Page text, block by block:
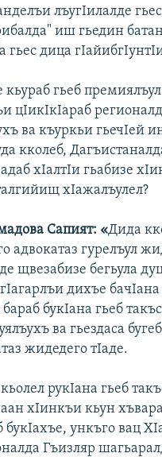
лъугIилалде
иш гьедин
гьес дица
кьураб гьеб
цIикIкIараб
ва къуркьи гьечIей
кколеб,
хIалтIи гьабизе
хIажалъулел?
Сапият: «Дида
адвокатаз гурелъул
щвезабизе бегьула
гIагарлъи дихъе
бараб букIана гьеб
ва гьездаса
жидедего тIаде.
рукIана гьеб
хIинкъи кьун
букIахъе, ункъго вац
Гъизляр